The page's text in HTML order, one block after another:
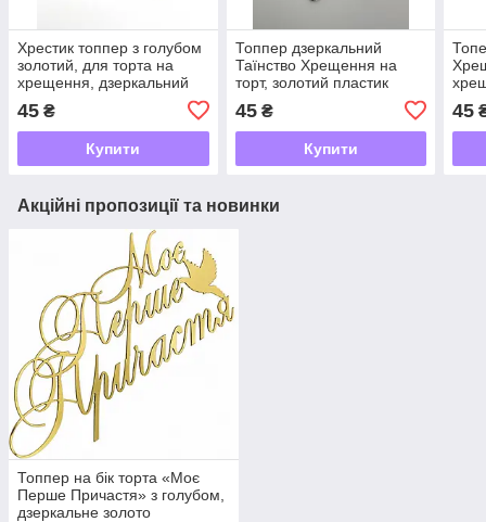
Хрестик топпер з голубом
золотий, для торта на
хрещення, дзеркальний
45 ₴
Купити
Топпер дзеркальний
Таїнство Хрещення на
торт, золотий пластик
45₴
Купити
мм,
45
Акційні пропозиції та новинки
Топпер на бік торта «Моє
Перше Причастя» з голубом,
дзеркальне золото